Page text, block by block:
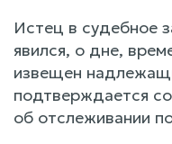
Истец в судебное
явился, о дне,
извещен
подтверждается
об отслеживании